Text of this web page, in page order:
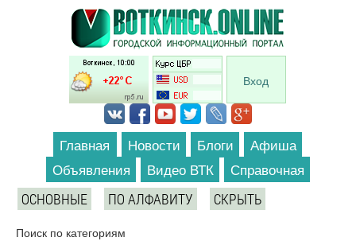
Перейти к основному содержанию
Вход
Главная Новости Блоги
Афиша
Объявления
Видео ВТК Справочная
ОСНОВНЫЕ ПО АЛФАВИТУ СКРЫТЬ
Поиск по категориям